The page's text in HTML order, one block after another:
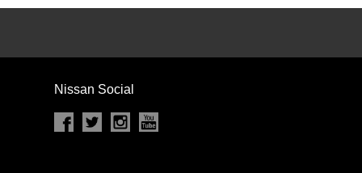
Nissan Social